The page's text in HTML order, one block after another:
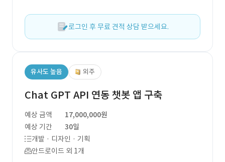
로그인 후 무료 견적 상담 받으세요.
유사도 높음 외주
Chat GPT API 연동 챗봇 앱 구축
예상 금액
17,000,000원
예상 기간
30일
개발 · 디자인 · 기획
안드로이드 외 1개